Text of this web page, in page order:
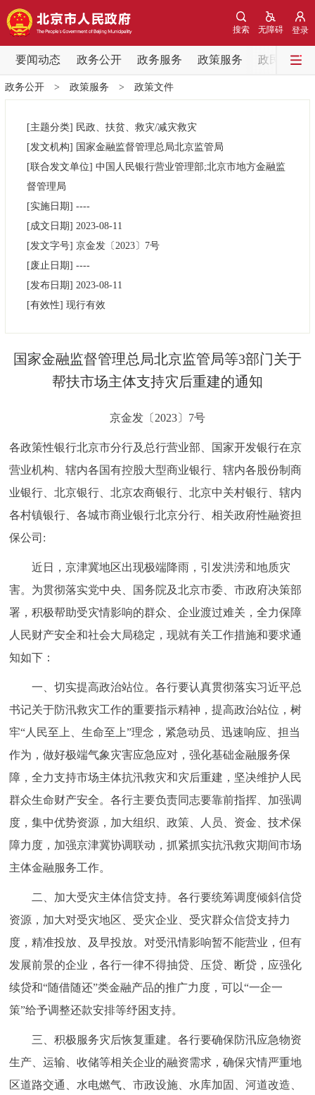
登录
无障碍
搜索
要闻动态 政务公开 政务服务 政策服务 政民互动
要闻动态
党中央精神 国务院信息
北京要闻 会议信息
政务公开
市领导 机构职能
政策兑现
决策公开 专题公开
政务服务
便民服务 利企服务 投资项目
中介服务 阳光政务
政民互动
12345网上接诉即办 我要咨询 我要建议
走进北京
绿色北京 图说北京 视频北京
多语种
DEUTSCH FRANÇAIS РУССКИЙ ЯЗЫК
ESPAÑOL
ITALIANO
回到顶部
政务公开> 政策服务 > 政策文件
[主题分类] 民政、扶贫、救灾/减灾救灾
[发文机构] 国家金融监督管理总局北京监管局
[联合发文单位] 中国人民银行营业管理部;北京市地方金融监
督管理局
[实施日期] ----
[成文日期] 2023-08-11
[发文字号] ​京金发〔2023〕 7号
[废止日期] ----
[发布日期] 2023-08-11
[有效性] 现行有效
国家金融监督管理总局北京监管局等3部门关于
帮扶市场主体支持灾后重建的通知
京金发〔2023〕7号
各政策性银行北京市分行及总行营业部、国家开发银行在京
营业机构、辖内各国有控股大型商业银行、辖内各股份制商
业银行、北京银行、北京农商银行、北京中关村银行、辖内
各村镇银行、各城市商业银行北京分行、相关政府性融资担
保公司:
近日，京津冀地区出现极端降雨，引发洪涝和地质灾
害。为贯彻落实党中央、国务院及北京市委、市政府决策部
署，积极帮助受灾情影响的群众、企业渡过难关，全力保障
人民财产安全和社会大局稳定，现就有关工作措施和要求通
知如下：
一、切实提高政治站位。各行要认真贯彻落实习近平总
书记关于防汛救灾工作的重要指示精神，提高政治站位，树
牢“人民至上、生命至上”理念，紧急动员、迅速响应、担当
作为，做好极端气象灾害应急应对，强化基础金融服务保
障，全力支持市场主体抗汛救灾和灾后重建，坚决维护人民
群众生命财产安全。各行主要负责同志要靠前指挥、加强调
度，集中优势资源，加大组织、政策、人员、资金、技术保
障力度，加强京津冀协调联动，抓紧抓实抗汛救灾期间市场
主体金融服务工作。
二、加大受灾主体信贷支持。各行要统筹调度倾斜信贷
资源，加大对受灾地区、受灾企业、受灾群众信贷支持力
度，精准投放、及早投放。对受汛情影响暂不能营业，但有
发展前景的企业，各行一律不得抽贷、压贷、断贷，应强化
续贷和“随借随还”类金融产品的推广力度，可以“一企一
策”给予调整还款安排等纾困支持。
三、积极服务灾后恢复重建。各行要确保防汛应急物资
生产、运输、收储等相关企业的融资需求，确保灾情严重地
区道路交通、水电燃气、市政设施、水库加固、河道改造、